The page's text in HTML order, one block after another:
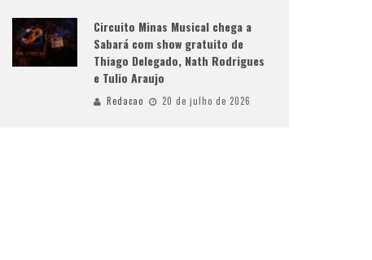
Circuito Minas Musical chega a
Sabará com show gratuito de
Thiago Delegado, Nath Rodrigues
e Tulio Araujo
Redacao 20 de julho de 2026